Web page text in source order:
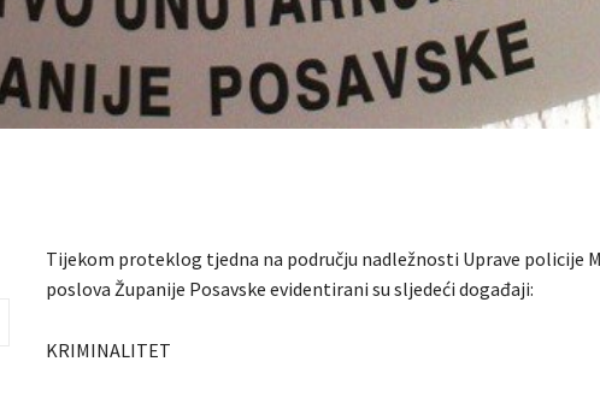
Tijekom proteklog tjedna na području nadležnosti Uprave policije
poslova Županije Posavske evidentirani su sljedeći događaji:
KRIMINALITET